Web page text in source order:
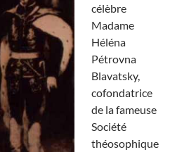
célèbre
Madame
Héléna
Pétrovna
Blavatsky,
cofondatrice
de la fameuse
Société
théosophique